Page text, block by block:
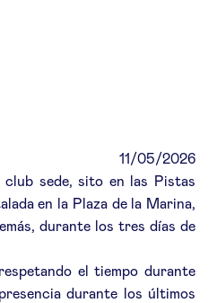
11/05/2026
club sede, sito en las Pistas
en la Plaza de la Marina,
durante los tres días de
el tiempo durante
durante los últimos